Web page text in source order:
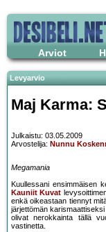
Arviot
Levyarvio
Maj Karma:
Julkaistu: 03.05.2009
Arvostelija: Nunnu
Megamania
Kuullessani ensimmäisen
Kauniit Kuvat
enkä oikeastaan tiennyt
järjettömän
olivat nerokkainta tällä
vastinetta.